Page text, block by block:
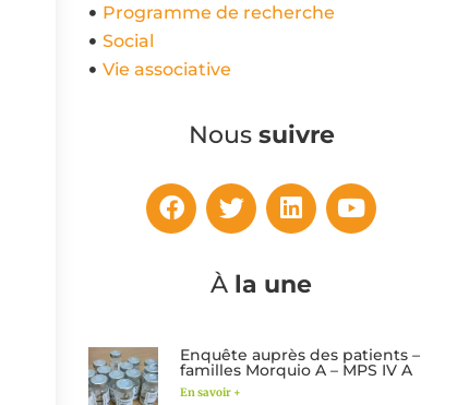
Programme de recherche
Social
Vie associative
Nous suivre
À la une
Enquête auprès des patients –
familles Morquio A – MPS IV A
En savoir +